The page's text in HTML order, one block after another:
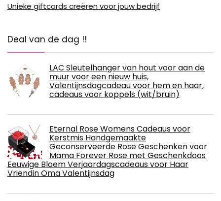
Unieke giftcards creëren voor jouw bedrijf
Deal van de dag !!
LAC Sleutelhanger van hout voor aan de
muur voor een nieuw huis,
Valentijnsdagcadeau voor hem en haar,
cadeaus voor koppels (wit/bruin)
Eternal Rose Womens Cadeaus voor
Kerstmis Handgemaakte
Geconserveerde Rose Geschenken voor
Mama Forever Rose met Geschenkdoos
Eeuwige Bloem Verjaardagscadeaus voor Haar
Vriendin Oma Valentijnsdag